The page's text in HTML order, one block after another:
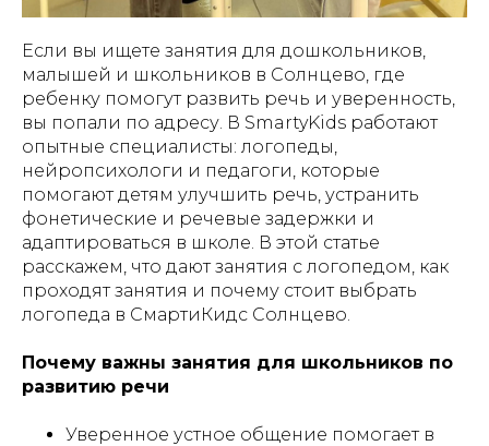
Если вы ищете занятия для дошкольников,
малышей и школьников в Солнцево, где
ребенку помогут развить речь и уверенность,
вы попали по адресу. В SmartyKids работают
опытные специалисты: логопеды,
нейропсихологи и педагоги, которые
помогают детям улучшить речь, устранить
фонетические и речевые задержки и
адаптироваться в школе. В этой статье
расскажем, что дают занятия с логопедом, как
проходят занятия и почему стоит выбрать
логопеда в СмартиКидс Солнцево.
Почему важны занятия для школьников по
развитию речи
Уверенное устное общение помогает в